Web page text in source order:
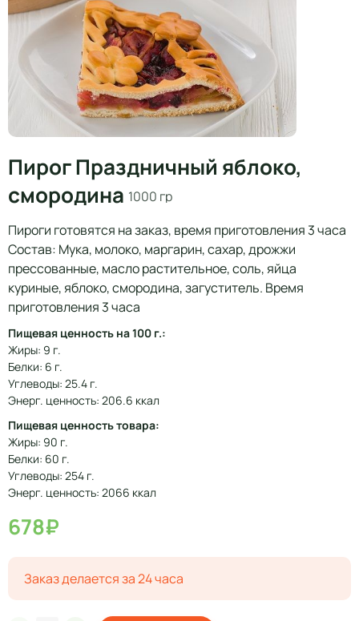
Пирог Праздничный яблоко,
смородина 1000 гр
Пироги готовятся на заказ, время приготовления 3 часа
Состав: Мука, молоко, маргарин, сахар, дрожжи
прессованные, масло растительное, соль, яйца
куриные, яблоко, смородина, загуститель. Время
приготовления 3 часа
Пищевая ценность на 100 г.:
Жиры: 9 г.
Белки: 6 г.
Углеводы: 25.4 г.
Энерг. ценность: 206.6 ккал
Пищевая ценность товара:
Жиры: 90 г.
Белки: 60 г.
Углеводы: 254 г.
Энерг. ценность: 2066 ккал
678₽
Заказ делается за 24 часа